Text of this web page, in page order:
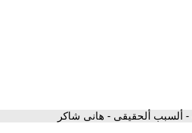
- ألسبب ألحقيقى - هانى شاكر